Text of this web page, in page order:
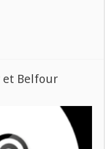
et Belfour